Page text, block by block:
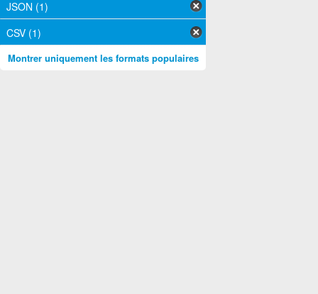
JSON (1)
CSV (1)
Montrer uniquement les formats populaires